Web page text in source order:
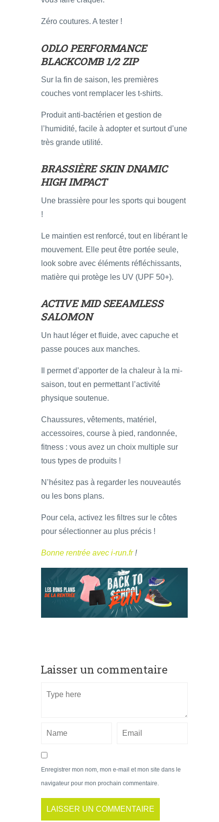
Zéro coutures. A tester !
ODLO PERFORMANCE
BLACKCOMB 1/2 ZIP
Sur la fin de saison, les premières
couches vont remplacer les t-shirts.
Produit anti-bactérien et gestion de
l’humidité, facile à adopter et surtout d’une
très grande utilité.
BRASSIÈRE SKIN DNAMIC
HIGH IMPACT
Une brassière pour les sports qui bougent
!
Le maintien est renforcé, tout en libérant le
mouvement. Elle peut être portée seule,
look sobre avec éléments réfléchissants,
matière qui protège les UV (UPF 50+).
ACTIVE MID SEEAMLESS
SALOMON
Un haut léger et fluide, avec capuche et
passe pouces aux manches.
Il permet d’apporter de la chaleur à la mi-
saison, tout en permettant l’activité
physique soutenue.
Chaussures, vêtements, matériel,
accessoires, course à pied, randonnée,
fitness : vous avez un choix multiple sur
tous types de produits !
N’hésitez pas à regarder les nouveautés
ou les bons plans.
Pour cela, activez les filtres sur le côtes
pour sélectionner au plus précis !
Bonne rentrée avec i-run.fr!
Laisser un commentaire
Enregistrer mon nom, mon e-mail et mon site dans le
navigateur pour mon prochain commentaire.